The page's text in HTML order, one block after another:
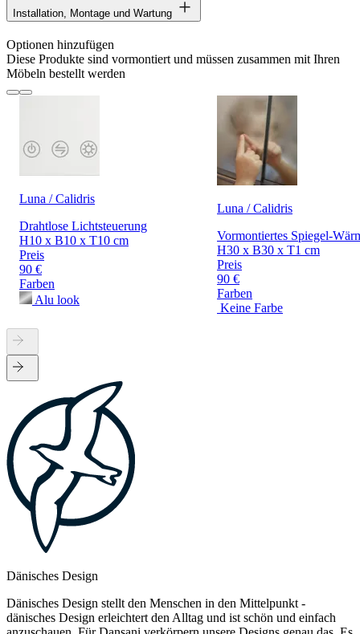
Installation, Montage und Wartung
Optionen hinzufügen
Diese Produkte sind vormontiert und müssen zusammen mit Ihren
Möbeln bestellt werden
Luna / Calidris
Drahtlose Lichtsteuerung
H10 x B10 x T10 cm
Preis
90 €
Farben
Alu look
Luna / Calidris
Vormontiertes Spiegel-
H30 x B30 x T1 cm
Preis
90 €
Farben
Keine Farbe
Dänisches Design
Dänisches Design stellt den Menschen in den Mittelpunkt -
dänisches Design erleichtert den Alltag und ist schön und einfach